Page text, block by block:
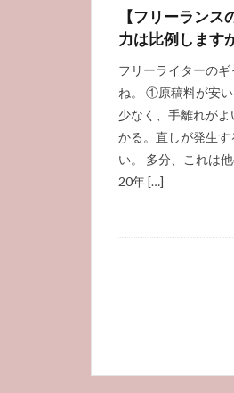
【フリーラン
力は比例します
フリーライターの
ね。 ①原稿料が安
少なく、手離れが
かる。直しが発生
い。 多分、これは
20年 […]